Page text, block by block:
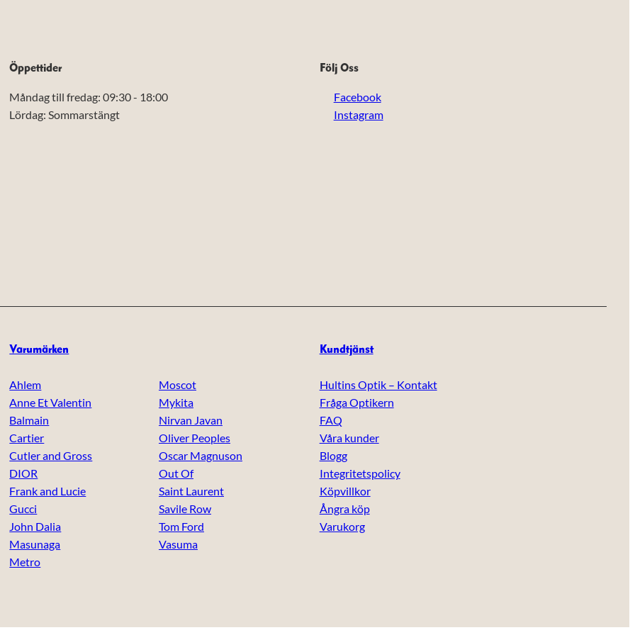
Öppettider
Måndag till fredag: 09:30 - 18:00
Lördag: Sommarstängt
Följ Oss
Facebook
Instagram
Varumärken
Ahlem
Anne Et Valentin
Balmain
Cartier
Cutler and Gross
DIOR
Frank and Lucie
Gucci
John Dalia
Masunaga
Metro
Moscot
Mykita
Nirvan Javan
Oliver Peoples
Oscar Magnuson
Out Of
Saint Laurent
Savile Row
Tom Ford
Vasuma
Kundtjänst
Hultins Optik – Kontakt
Fråga Optikern
FAQ
Våra kunder
Blogg
Integritetspolicy
Köpvillkor
Ångra köp
Varukorg